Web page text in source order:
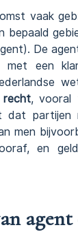
vaak
bepaald
De
met een
recht, vooral
dat
men
en